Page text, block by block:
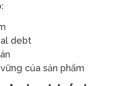
debt
của sản phẩm